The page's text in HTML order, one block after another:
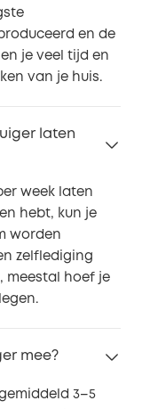
en de
je veel tijd en
van je huis.
laten
week laten
hebt, kun je
worden
zelflediging
meestal hoef je
mee?
3–5